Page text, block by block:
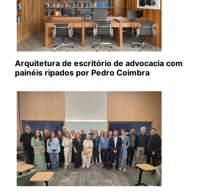
Arquitetura de escritório de advocacia com
painéis ripados por Pedro Coimbra